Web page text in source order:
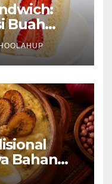
Buah
Selera
Bahan